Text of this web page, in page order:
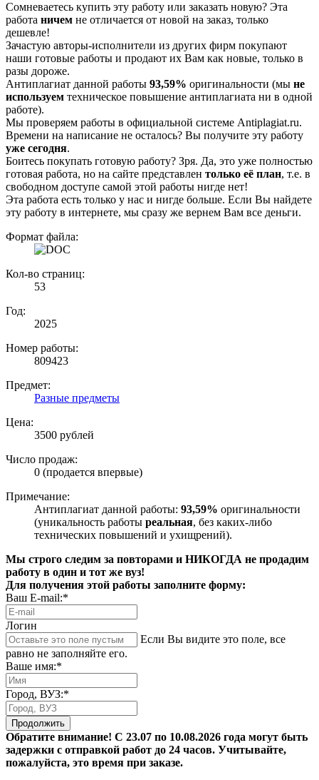
Сомневаетесь купить эту работу или заказать новую? Эта
работа ничем не отличается от новой на заказ, только
дешевле!
Зачастую авторы-исполнители из других фирм покупают
наши готовые работы и продают их Вам как новые, только в
разы дороже.
Антиплагиат данной работы 93,59% оригинальности (мы не
используем техническое повышение антиплагиата ни в одной
работе).
Мы проверяем работы в официальной системе Аntiplagiat.ru.
Времени на написание не осталось? Вы получите эту работу
уже сегодня.
Боитесь покупать готовую работу? Зря. Да, это уже полностью
готовая работа, но на сайте представлен только её план, т.е. в
свободном доступе самой этой работы нигде нет!
Эта работа есть только у нас и нигде больше. Если Вы найдете
эту работу в интернете, мы сразу же вернем Вам все деньги.
Формат файла:
Кол-во страниц:
53
Год:
2025
Номер работы:
809423
Предмет:
Разные предметы
Цена:
3500 рублей
Число продаж:
0 (продается впервые)
Примечание:
Антиплагиат данной работы: 93,59% оригинальности
(уникальность работы реальная, без каких-либо
технических повышений и ухищрений).
Мы строго следим за повторами и НИКОГДА не продадим
работу в один и тот же вуз!
Для получения этой работы заполните форму:
Ваш E-mail:*
Логин
Если Вы видите это поле, все
равно не заполняйте его.
Ваше имя:*
Город, ВУЗ:*
Продолжить
Обратите внимание! С 23.07 по 10.08.2026 года могут быть
задержки с отправкой работ до 24 часов. Учитывайте,
пожалуйста, это время при заказе.